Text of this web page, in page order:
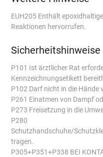
EUH205 Enthält
Reaktionen hervorrufen.
Sicherheitshinweise
P101 Ist ärztlicher Rat
Kennzeichnungsetikett
P102 Darf nicht in die Hände
P261 Einatmen von Dampf
P273 Freisetzung in die
P280
Schutzhandschuhe/
tragen.
P305+P351+P338 BEI